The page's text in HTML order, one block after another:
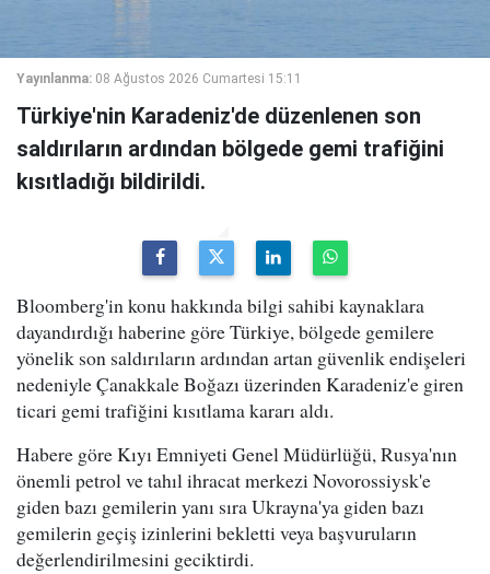
Yayınlanma: 08 Ağustos 2026 Cumartesi 15:11
Türkiye'nin Karadeniz'de düzenlenen son
saldırıların ardından bölgede gemi trafiğini
kısıtladığı bildirildi.
Bloomberg'in konu hakkında bilgi sahibi kaynaklara
dayandırdığı haberine göre Türkiye, bölgede gemilere
yönelik son saldırıların ardından artan güvenlik endişeleri
nedeniyle Çanakkale Boğazı üzerinden Karadeniz'e giren
ticari gemi trafiğini kısıtlama kararı aldı.
Habere göre Kıyı Emniyeti Genel Müdürlüğü, Rusya'nın
önemli petrol ve tahıl ihracat merkezi Novorossiysk'e
giden bazı gemilerin yanı sıra Ukrayna'ya giden bazı
gemilerin geçiş izinlerini bekletti veya başvuruların
değerlendirilmesini geciktirdi.